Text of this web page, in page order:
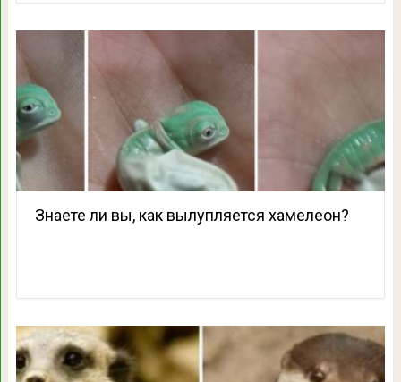
Знаете ли вы, как вылупляется хамелеон?